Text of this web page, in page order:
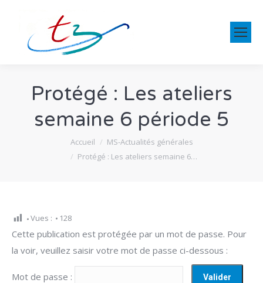
Protégé : Les ateliers
semaine 6 période 5
Accueil
MS-Actualités générales
Protégé : Les ateliers semaine 6…
Vues : 128
Cette publication est protégée par un mot de passe. Pour
la voir, veuillez saisir votre mot de passe ci-dessous :
Mot de passe :